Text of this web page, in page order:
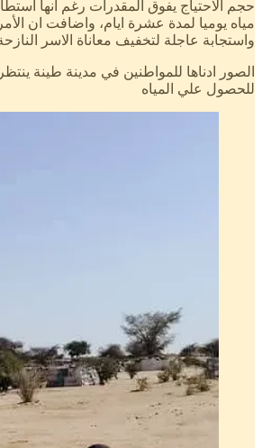
مياه يوميا لمدة عشرة ايام، واضافت ان
واستجابة عاجلة لتخفيف معاناة الاسر
الصور ادناها للمواطنين في مدينة طينة
للحصول علي المياه